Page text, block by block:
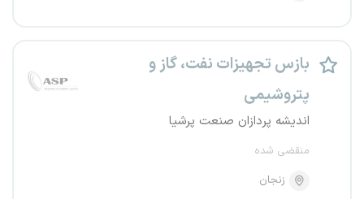
بازس تجهیزات نفت، گاز و
پتروشیمی
اندیشه پردازان صنعت پرشیا
منقضی شده
زنجان